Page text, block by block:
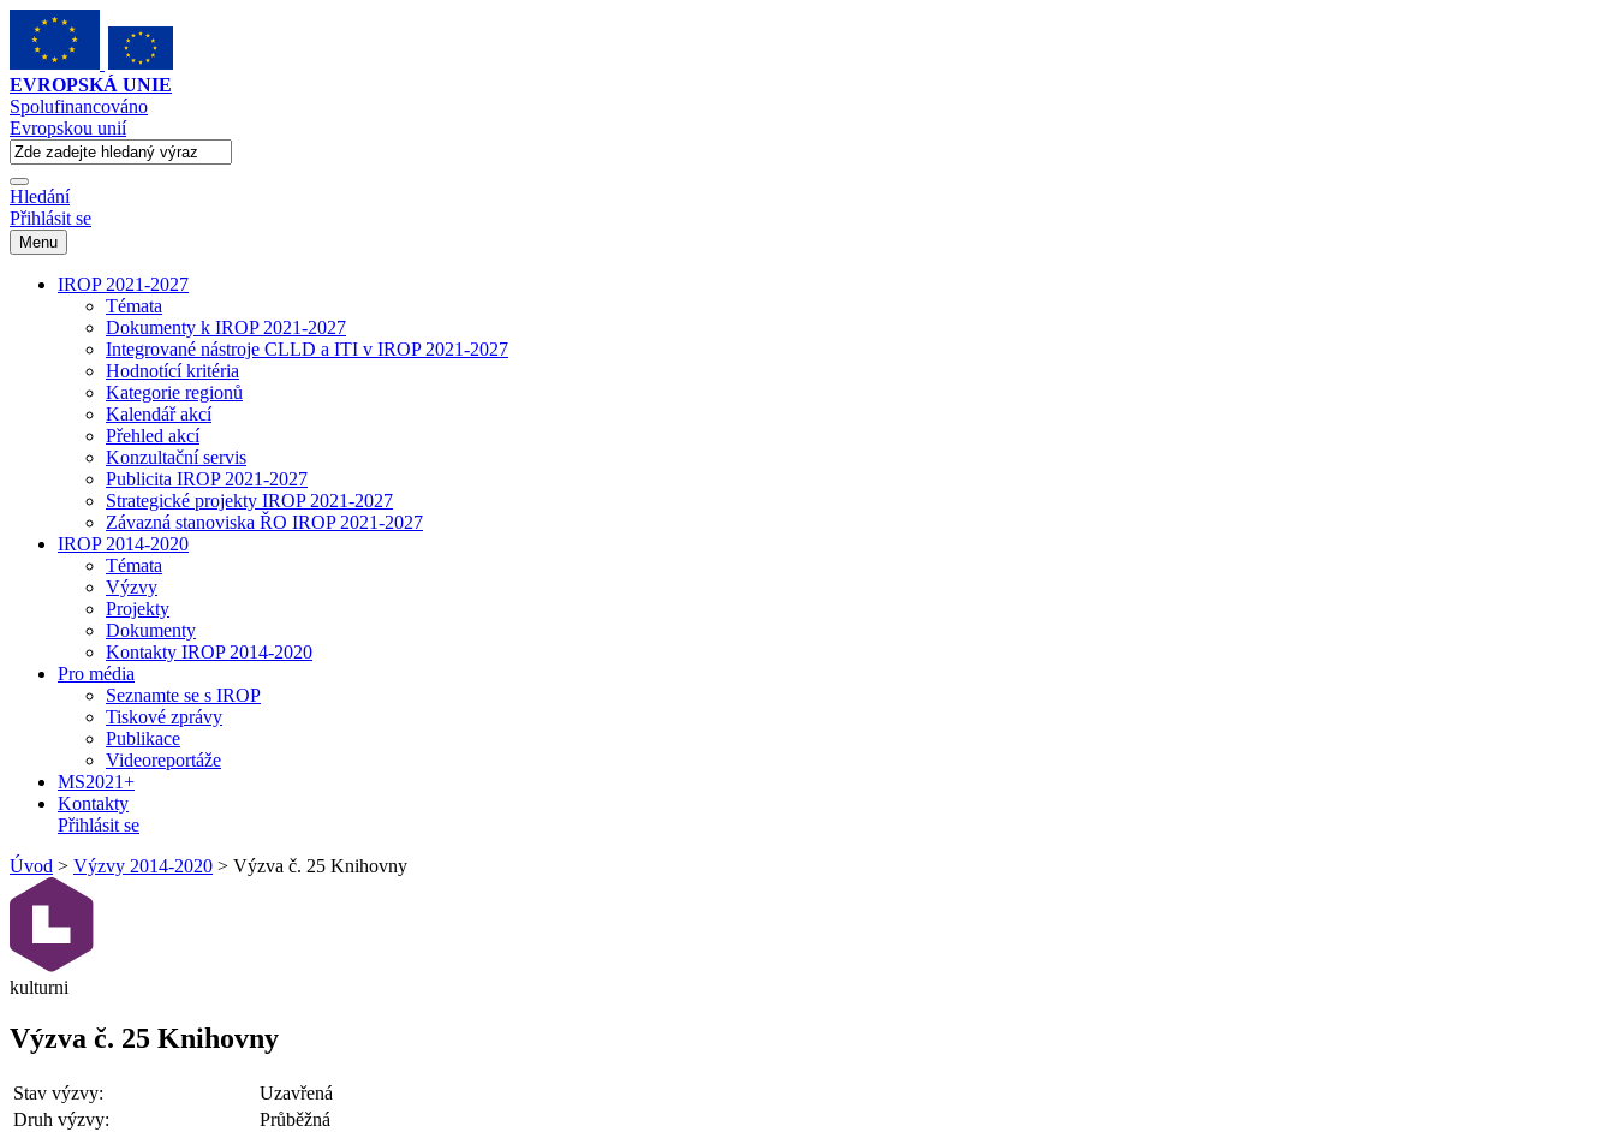
EVROPSKÁ UNIE
Spolufinancováno
Evropskou unií
Hledání
Přihlásit se
Menu
IROP 2021-2027
Témata
Dokumenty k IROP 2021-2027
Integrované nástroje CLLD a ITI v IROP 2021-2027
Hodnotící kritéria
Kategorie regionů
Kalendář akcí
Přehled akcí
Konzultační servis
Publicita IROP 2021-2027
Strategické projekty IROP 2021-2027
Závazná stanoviska ŘO IROP 2021-2027
IROP 2014-2020
Témata
Výzvy
Projekty
Dokumenty
Kontakty IROP 2014-2020
Pro média
Seznamte se s IROP
Tiskové zprávy
Publikace
Videoreportáže
MS2021+
Kontakty
Přihlásit se
Úvod > Výzvy 2014-2020 > Výzva č. 25 Knihovny
kulturni
Výzva č. 25 Knihovny
Stav výzvy:
Uzavřená
Druh výzvy:
Průběžná